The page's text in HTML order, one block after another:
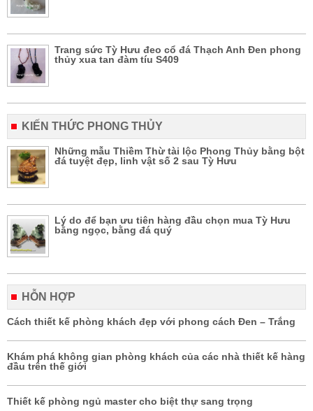
Trang sức Tỳ Hưu đeo cổ đá Thạch Anh Đen phong
thủy xua tan đàm tíu S409
KIẾN THỨC PHONG THỦY
Những mẫu Thiềm Thừ tài lộc Phong Thủy bằng bột
đá tuyệt đẹp, linh vật số 2 sau Tỳ Hưu
Lý do để bạn ưu tiên hàng đầu chọn mua Tỳ Hưu
bằng ngọc, bằng đá quý
HỖN HỢP
Cách thiết kế phòng khách đẹp với phong cách Đen – Trắng
Khám phá không gian phòng khách của các nhà thiết kế hàng
đầu trên thế giới
Thiết kế phòng ngủ master cho biệt thự sang trọng